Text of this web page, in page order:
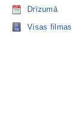
Drīzumā
Visas filmas